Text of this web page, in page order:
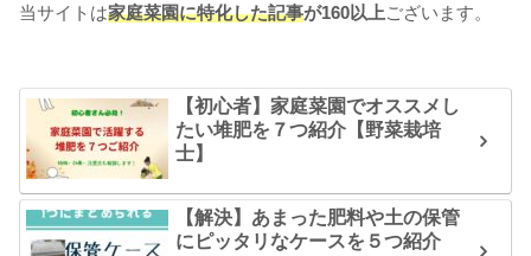
当サイトは家庭菜園に特化した記事が160以上ございます。
【初心者】家庭菜園でオススメし
たい堆肥を７つ紹介【野菜栽培
士】
【解決】あまった肥料や土の保管
にピッタリなケースを５つ紹介